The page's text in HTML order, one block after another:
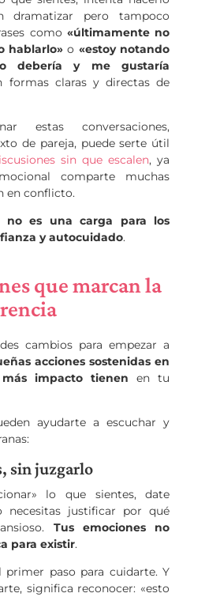
dramatizar pero tampoco
como «últimamente no
hablarlo» o «estoy notando
debería y me gustaría
formas claras y directas de
estas conversaciones,
de pareja, puede serte útil
sin que escalen, ya
comparte muchas
en conflicto.
no es una carga para los
y autocuidado.
que marcan la
cambios para empezar a
acciones sostenidas en
impacto tienen en tu
ayudarte a escuchar y
sin juzgarlo
lo que sientes, date
necesitas justificar por qué
Tus emociones no
para existir.
paso para cuidarte. Y
significa reconocer: «esto